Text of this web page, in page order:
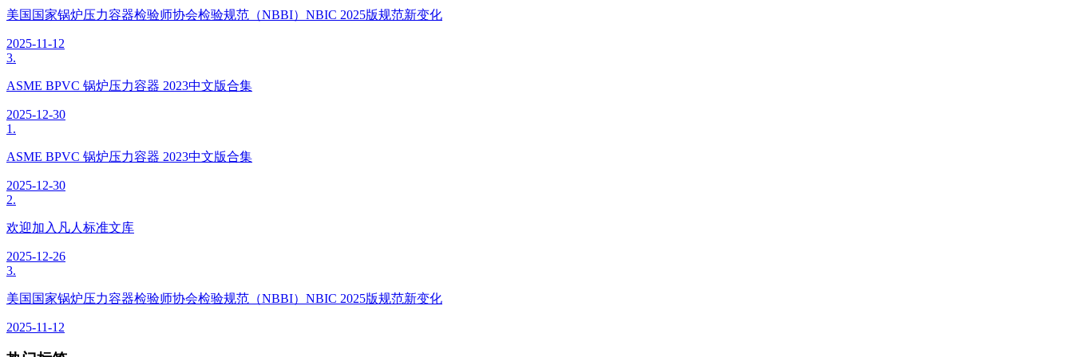
美国国家锅炉压力容器检验师协会检验规范（NBBI）NBIC 2025版规范新变化
2025-11-12
3.
ASME BPVC 锅炉压力容器 2023中文版合集
2025-12-30
1.
ASME BPVC 锅炉压力容器 2023中文版合集
2025-12-30
2.
欢迎加入凡人标准文库
2025-12-26
3.
美国国家锅炉压力容器检验师协会检验规范（NBBI）NBIC 2025版规范新变化
2025-11-12